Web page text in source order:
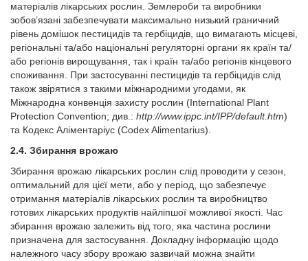
матеріалів лікарських рослин. Землероби та виробники
зобов’язані забезпечувати максимально низький граничний
рівень домішок пестицидів та гербіцидів, що вимагають місцеві,
регіональні та/або національні регуляторні органи як країн та/
або регіонів вирощування, так і країн та/або регіонів кінцевого
споживання. При застосуванні пестицидів та гербіцидів слід
також звірятися з такими міжнародними угодами, як
Міжнародна конвенція захисту рослин (International Plant
Protection Convention; див.: http://www.ippc.int/IPP/default.htm)
та Кодекс Аліментаріус (Codex Alimentarius).
2.4. Збирання врожаю
Збирання врожаю лікарських рослин слід проводити у сезон,
оптимальний для цієї мети, або у період, що забезпечує
отримання матеріалів лікарських рослин та виробництво
готових лікарських продуктів найліпшої можливої якості. Час
збирання врожаю залежить від того, яка частина рослини
призначена для застосування. Докладну інформацію щодо
належного часу збору врожаю зазвичай можна знайти